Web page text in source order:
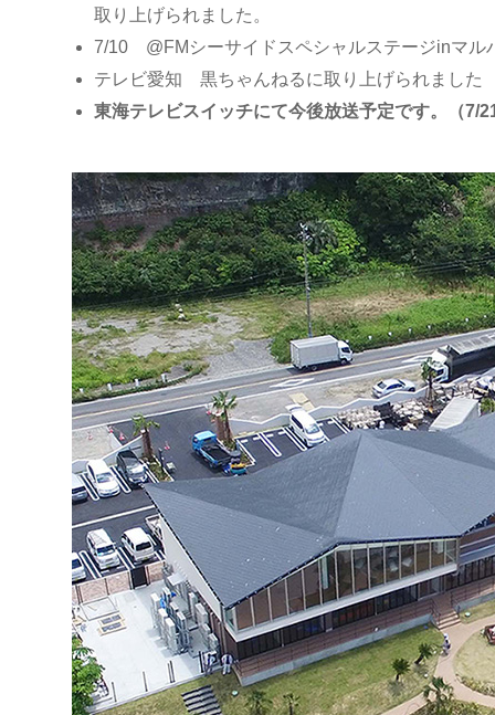
取り上げられました。
7/10 @FMシーサイドスペシャルステージinマル
テレビ愛知 黒ちゃんねるに取り上げられました
東海テレビスイッチにて今後放送予定です。（7/